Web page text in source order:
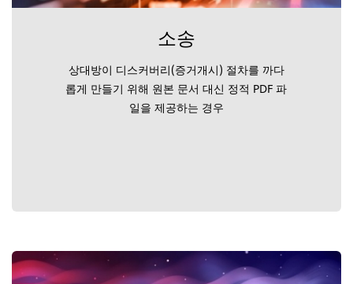
소송
상대방이 디스커버리(증거개시) 절차를 까다
롭게 만들기 위해 원본 문서 대신 정적 PDF 파
일을 제공하는 경우